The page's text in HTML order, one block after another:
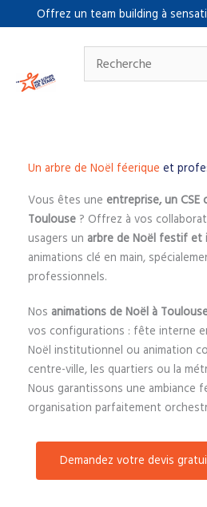
Offrez un team building à
au
Un arbre de Noël féerique et
Vous êtes une entreprise, un
Toulouse ? Offrez à vos
usagers un arbre de Noël festif et
animations clé en main,
professionnels.
Nos animations de Noël à
vos configurations : fête interne
Noël institutionnel ou animation
centre-ville, les quartiers ou la
Nous garantissons une ambiance
organisation parfaitement
Demandez votre devis